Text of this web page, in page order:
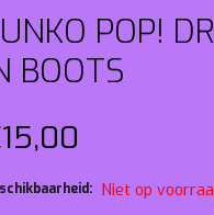
POP!
BOOTS
Niet op